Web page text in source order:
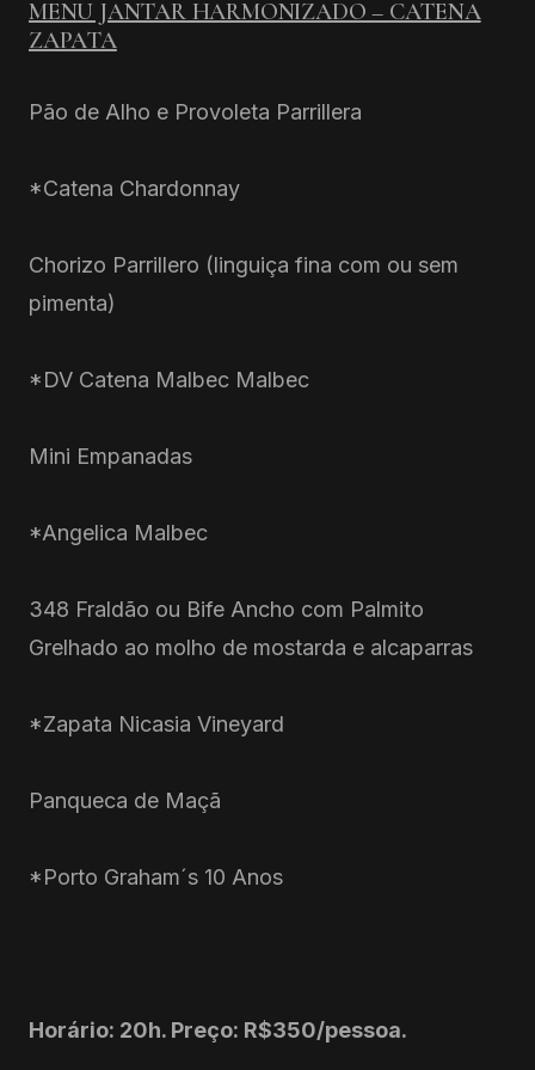
MENU JANTAR HARMONIZADO – CATENA
ZAPATA
Pão de Alho e Provoleta Parrillera
*Catena Chardonnay
Chorizo Parrillero (linguiça fina com ou sem
pimenta)
*DV Catena Malbec Malbec
Mini Empanadas
*Angelica Malbec
348 Fraldão ou Bife Ancho com Palmito
Grelhado ao molho de mostarda e alcaparras
*Zapata Nicasia Vineyard
Panqueca de Maçã
*Porto Graham´s 10 Anos
Horário: 20h. Preço: R$350/pessoa.